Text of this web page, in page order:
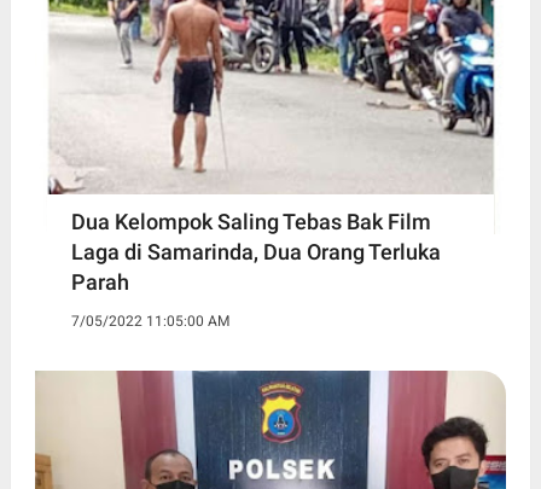
Dua Kelompok Saling Tebas Bak Film
Laga di Samarinda, Dua Orang Terluka
Parah
7/05/2022 11:05:00 AM